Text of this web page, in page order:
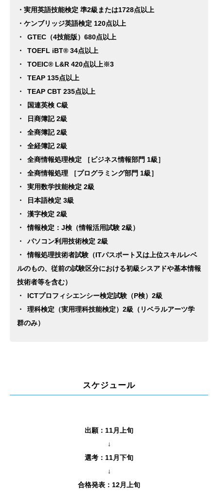
・実用英語技能検定 準2級または1728点以上
・ケンブリッジ英語検定 120点以上
・ GTEC（4技能版）680点以上
・ TOEFL iBT® 34点以上
・ TOEIC® L&R 420点以上※3
・ TEAP 135点以上
・ TEAP CBT 235点以上
・ 国連英検 C級
・ 日商簿記 2級
・ 全商簿記 2級
・ 全経簿記 2級
・ 全商情報処理検定 ［ビジネス情報部門 1級］
・ 全商情報処理 ［プログラミング部門 1級］
・ 実用数学技能検定 2級
・ 日本語検定 3級
・ 漢字検定 2級
・ 情報検定：J検（情報活用試験 2級）
・ パソコン利用技術検定 2級
・ 情報処理技術者試験（ITパスポート又は上位スキルレベ
ルのもの、従前の試験区分における初級シスアドや基本情報
技術者等を含む）
・ ICTプロフィシエンシー検定試験（P検）2級
・ 理科検定（実用理科技能検定）2級（リベラルアーツ学
群のみ）
スケジュール
出願：11月上旬
↓
選考：11月下旬
↓
合格発表：12月上旬